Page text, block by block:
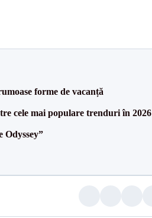
forme de vacanță
cele mai populare trenduri în 2026
Odyssey”